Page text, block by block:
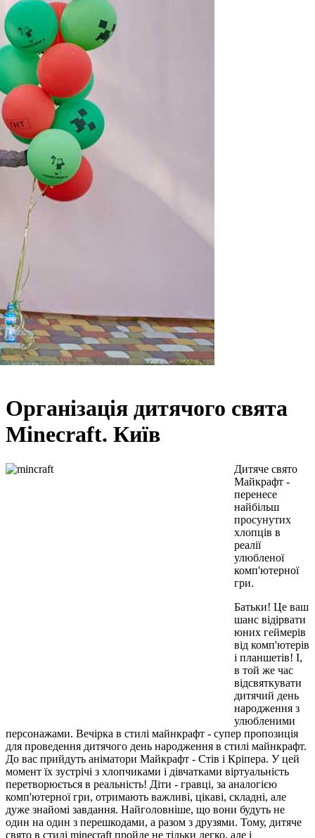
Організація дитячого свята
Minecraft. Київ
Дитяче свято
Майкрафт -
перенесе
найбільш
просунутих
хлопців в
реалії
улюбленої
комп'ютерної
гри.
Батьки! Це ваш
шанс відірвати
юних геймерів
від комп'ютерів
і планшетів! І,
в той же час
відсвяткувати
дитячий день
народження з
улюбленими
персонажами. Вечірка в стилі майнкрафт - супер пропозиція
для проведення дитячого день народження в стилі майнкрафт.
До вас прийдуть аніматори Майкрафт - Стів і Кріпера. У цей
момент їх зустрічі з хлопчиками і дівчатками віртуальність
перетворюється в реальність! Діти - гравці, за аналогією
комп'ютерної гри, отримають важливі, цікаві, складні, але
дуже знайомі завдання. Найголовніше, що вони будуть не
один на один з перешкодами, а разом з друзями. Тому, дитяче
свято в стилі minecraft пройде не тільки легко, але і